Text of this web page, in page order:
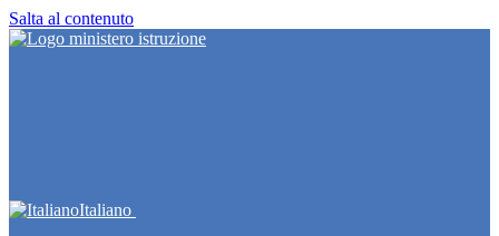
Salta al contenuto
Italiano